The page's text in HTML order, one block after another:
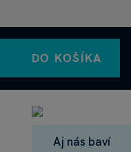
DO KOŠÍKA
Aj nás baví